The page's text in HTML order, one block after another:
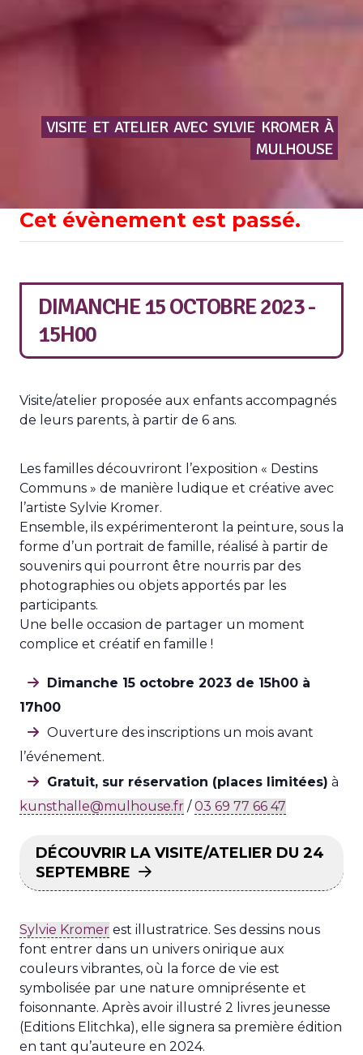
VISITE ET ATELIER AVEC SYLVIE KROMER À
MULHOUSE
Cet évènement est passé.
DIMANCHE 15 OCTOBRE 2023 -
15H00
Visite/atelier proposée aux enfants accompagnés
de leurs parents, à partir de 6 ans.
Les familles découvriront l’exposition « Destins
Communs » de manière ludique et créative avec
l’artiste Sylvie Kromer.
Ensemble, ils expérimenteront la peinture, sous la
forme d’un portrait de famille, réalisé à partir de
souvenirs qui pourront être nourris par des
photographies ou objets apportés par les
participants.
Une belle occasion de partager un moment
complice et créatif en famille !
Dimanche 15 octobre 2023 de 15h00 à
17h00
Ouverture des inscriptions un mois avant
l’événement.
Gratuit, sur réservation (places limitées) à
kunsthalle@mulhouse.fr /03 69 77 66 47
DÉCOUVRIR LA VISITE/ATELIER DU 24
SEPTEMBRE
Sylvie Kromer est illustratrice. Ses dessins nous
font entrer dans un univers onirique aux
couleurs vibrantes, où la force de vie est
symbolisée par une nature omniprésente et
foisonnante. Après avoir illustré 2 livres jeunesse
(Editions Elitchka), elle signera sa première édition
en tant qu’auteure en 2024.